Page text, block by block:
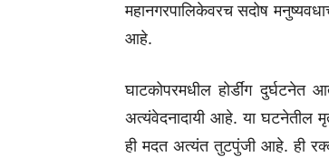
महानगरपालिकेवरच सदोष
आहे.
घाटकोपरमधील होर्डींग
अत्यंवेदनादायी आहे. या घटनेतील
ही मदत अत्यंत तुटपुंजी आहे. ही